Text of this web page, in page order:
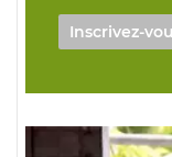
Inscrivez-